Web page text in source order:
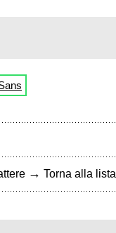
→ Torna alla lista